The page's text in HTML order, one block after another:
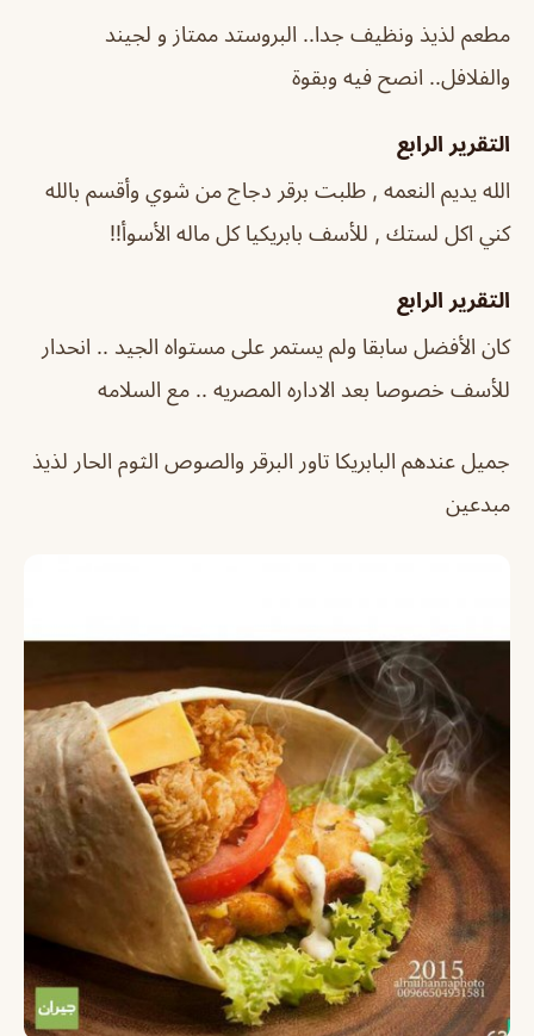
مطعم لذيذ ونظيف جدا.. البروستد ممتاز و لجيند
والفلافل.. انصح فيه وبقوة
التقرير الرابع
الله يديم النعمه , طلبت برقر دجاج من شوي وأقسم بالله
كني اكل لستك , للأسف بابريكيا كل ماله الأسوأ!!
التقرير الرابع
كان الأفضل سابقا ولم يستمر على مستواه الجيد .. انحدار
للأسف خصوصا بعد الاداره المصريه .. مع السلامه
جميل عندهم البابريكا تاور البرقر والصوص الثوم الحار لذيذ
مبدعين